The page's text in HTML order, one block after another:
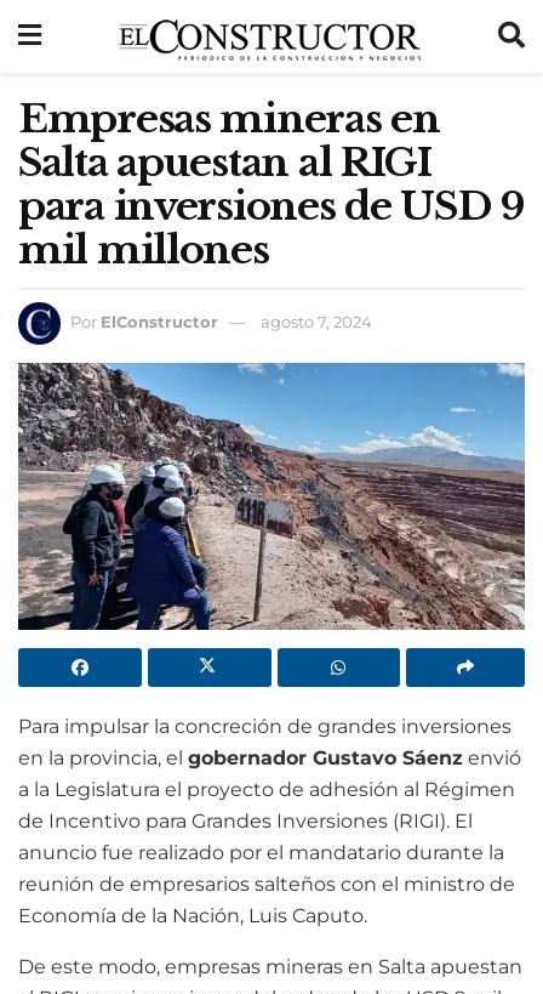
Empresas mineras en
Salta apuestan al RIGI
para inversiones de USD 9
mil millones
Por ElConstructor agosto 7, 2024
Para impulsar la concreción de grandes inversiones
en la provincia, el gobernador Gustavo Sáenz envió
a la Legislatura el proyecto de adhesión al Régimen
de Incentivo para Grandes Inversiones (RIGI). El
anuncio fue realizado por el mandatario durante la
reunión de empresarios salteños con el ministro de
Economía de la Nación, Luis Caputo.
De este modo, empresas mineras en Salta apuestan